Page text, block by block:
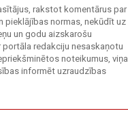
rakstot komentārus par
pieklājības normas, nekūdīt uz
un godu aizskarošu
redakciju nesaskaņotu
noteikumus, viņa
informēt uzraudzības